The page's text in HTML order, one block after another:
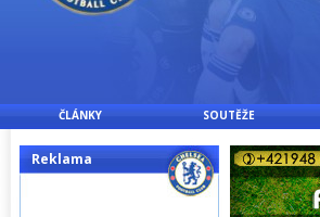
ČLÁNKY SOUTĚŽE
Reklama